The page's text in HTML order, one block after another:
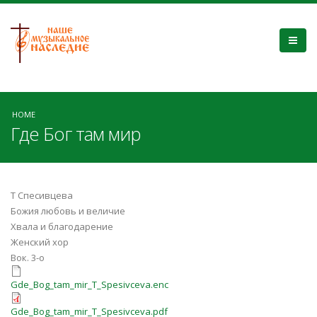
HOME
Где Бог там мир
Т Спесивцева
Божия любовь и величие
Хвала и благодарение
Женский хор
Вок. 3-о
Gde_Bog_tam_mir_T_Spesivceva.enc
Gde_Bog_tam_mir_T_Spesivceva.enc
Gde_Bog_tam_mir_T_Spesivceva.pdf
Gde_Bog_tam_mir_T_Spesivceva.pdf